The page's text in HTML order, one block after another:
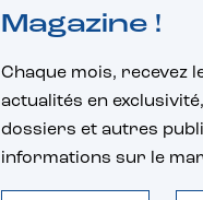
Magazine !
Chaque mois, recevez
actualités en
dossiers et autres
informations sur le